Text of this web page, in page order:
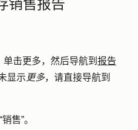
销售报告
单击更多，然后导航到 报告
显示 更多，请直接导航到
“销售”。